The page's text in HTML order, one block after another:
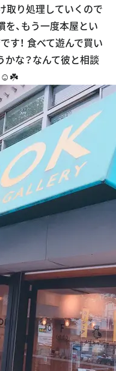
取り処理していくので
を、もう一度本屋とい
す！ 食べて遊んで買い
かな？なんて彼と相談